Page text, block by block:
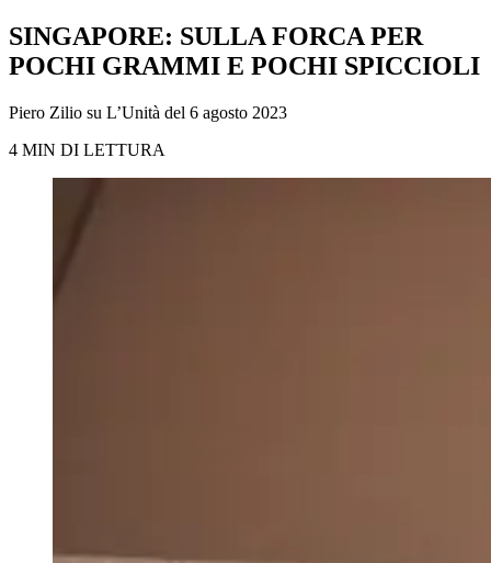
SINGAPORE: SULLA FORCA PER
POCHI GRAMMI E POCHI SPICCIOLI
Piero Zilio su L’Unità del 6 agosto 2023
4 MIN DI LETTURA